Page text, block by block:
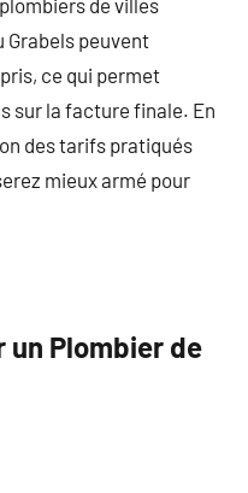
Grabels peuvent
ce qui permet
sur la facture finale. En
des tarifs pratiqués
mieux armé pour
un Plombier de